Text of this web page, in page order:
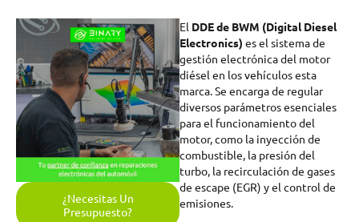
El DDE de BWM (Digital Diesel
Electronics) es el sistema de
gestión electrónica del motor
diésel en los vehículos esta
marca. Se encarga de regular
diversos parámetros esenciales
para el funcionamiento del
motor, como la inyección de
combustible, la presión del
turbo, la recirculación de gases
de escape (EGR) y el control de
emisiones.
¿Necesitas Un
Presupuesto?